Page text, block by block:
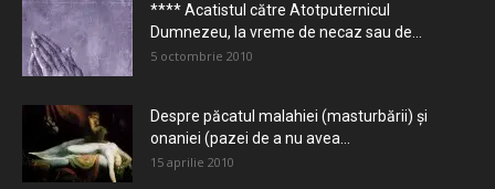
**** Acatistul către Atotputernicul
Dumnezeu, la vreme de necaz sau de...
5 octombrie 2010
Despre păcatul malahiei (masturbării) şi
onaniei (pazei de a nu avea...
15 aprilie 2010